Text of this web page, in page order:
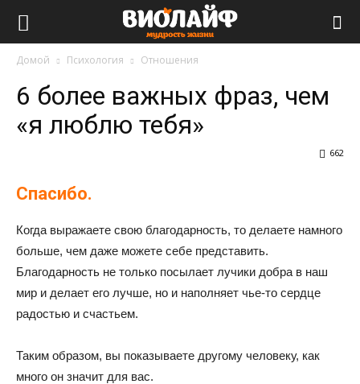
Домой Психология Отношения
6 более важных фраз, чем
«я люблю тебя»
662
Спасибо.
Когда выражаете свою благодарность, то делаете намного
больше, чем даже можете себе представить.
Благодарность не только посылает лучики добра в наш
мир и делает его лучше, но и наполняет чье-то сердце
радостью и счастьем.
Таким образом, вы показываете другому человеку, как
много он значит для вас.